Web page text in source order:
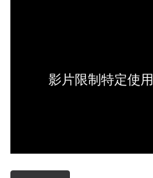
影片限制特定使